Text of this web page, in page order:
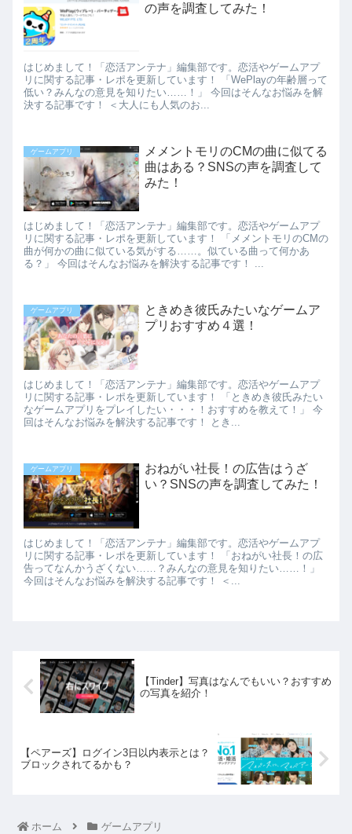
の声を調査してみた！
はじめまして！「恋活アンテナ」編集部です。恋活やゲームアプ
リに関する記事・レポを更新しています！ 「WePlayの年齢層って
低い？みんなの意見を知りたい……！」 今回はそんなお悩みを解
決する記事です！ ＜大人にも人気のお...
ゲームアプリ
メメントモリのCMの曲に似てる
曲はある？SNSの声を調査して
みた！
はじめまして！「恋活アンテナ」編集部です。恋活やゲームアプ
リに関する記事・レポを更新しています！ 「メメントモリのCMの
曲が何かの曲に似ている気がする……。似ている曲って何かあ
る？」 今回はそんなお悩みを解決する記事です！ ...
ゲームアプリ
ときめき彼氏みたいなゲームア
プリおすすめ４選！
はじめまして！「恋活アンテナ」編集部です。恋活やゲームアプ
リに関する記事・レポを更新しています！ 「ときめき彼氏みたい
なゲームアプリをプレイしたい・・・！おすすめを教えて！」 今
回はそんなお悩みを解決する記事です！ とき...
ゲームアプリ
おねがい社長！の広告はうざ
い？SNSの声を調査してみた！
はじめまして！「恋活アンテナ」編集部です。恋活やゲームアプ
リに関する記事・レポを更新しています！ 「おねがい社長！の広
告ってなんかうざくない……？みんなの意見を知りたい……！」
今回はそんなお悩みを解決する記事です！ ＜...
【Tinder】写真はなんでもいい？おすすめ
の写真を紹介！
【ペアーズ】ログイン3日以内表示とは？
ブロックされてるかも？
ホーム ゲームアプリ